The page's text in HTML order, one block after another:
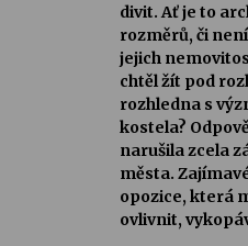
divit. Ať je to
rozměrů, či
jejich
chtěl žít pod
rozhledna s
kostela?
narušila zcela
města.
opozice, která
ovlivnit,